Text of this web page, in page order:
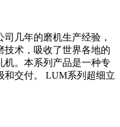
几年的磨机生产经验，
技术，吸收了世界各地的
机。本系列产品是一种专
和交付。 LUM系列超细立